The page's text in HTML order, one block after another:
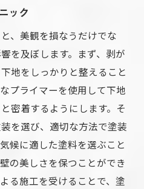
ック
、美観を損なうだけでな
を及ぼします。まず、剥が
地をしっかりと整えること
プライマーを使用して下地
密着するようにします。そ
を選び、適切な方法で塗装
候に適した塗料を選ぶこと
の美しさを保つことができ
る施工を受けることで、塗